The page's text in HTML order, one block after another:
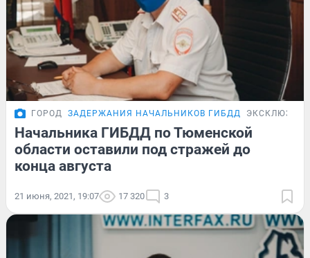
ГОРОД ЗАДЕРЖАНИЯ НАЧАЛЬНИКОВ ГИБДД ЭКСКЛЮЗИВ
Начальника ГИБДД по Тюменской
области оставили под стражей до
конца августа
21 июня, 2021, 19:07 17 320 3